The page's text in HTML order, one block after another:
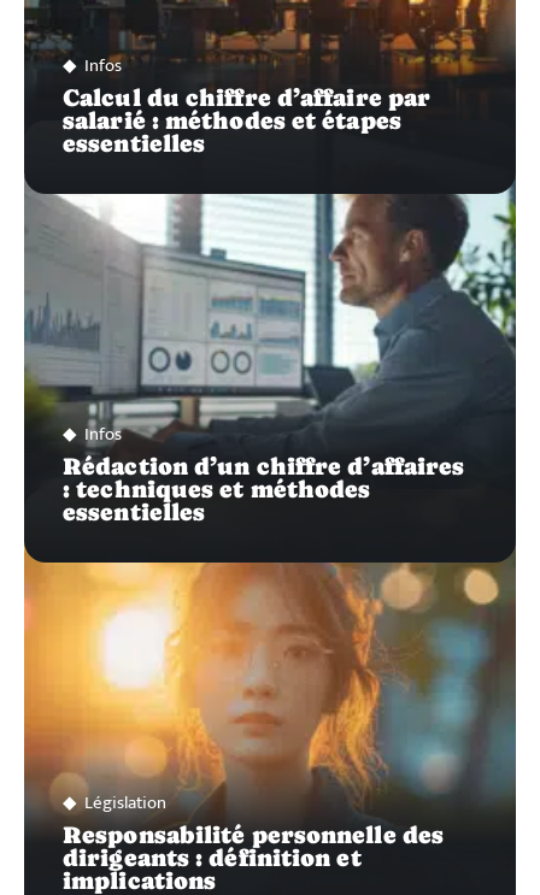
Infos
Calcul du chiffre d’affaire par
salarié : méthodes et étapes
essentielles
Infos
Rédaction d’un chiffre d’affaires
: techniques et méthodes
essentielles
Législation
Responsabilité personnelle des
dirigeants : définition et
implications